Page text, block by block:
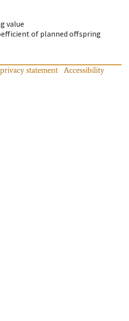
value
of planned offspring
statement
Accessibility